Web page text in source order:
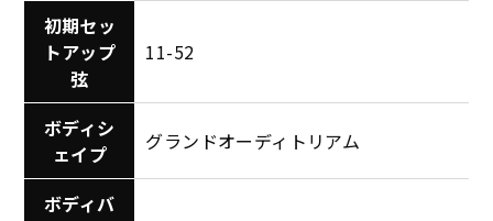
初期セッ
トアップ
弦
11-52
ボディシ
ェイプ
グランドオーディトリアム
ボディバ